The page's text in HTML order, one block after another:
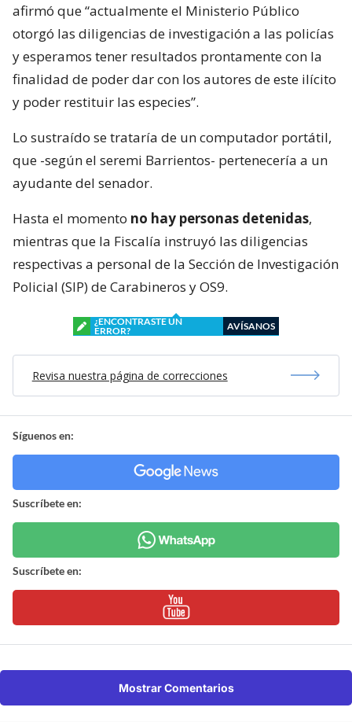
afirmó que “actualmente el Ministerio Público
otorgó las diligencias de investigación a las policías
y esperamos tener resultados prontamente con la
finalidad de poder dar con los autores de este ilícito
y poder restituir las especies”.
Lo sustraído se trataría de un computador portátil,
que -según el seremi Barrientos- pertenecería a un
ayudante del senador.
Hasta el momento no hay personas detenidas,
mientras que la Fiscalía instruyó las diligencias
respectivas a personal de la Sección de Investigación
Policial (SIP) de Carabineros y OS9.
¿ENCONTRASTE UN
ERROR?
AVÍSANOS
Revisa nuestra página de correcciones
Síguenos en:
Suscríbete en:
Suscríbete en:
Mostrar Comentarios